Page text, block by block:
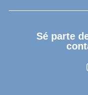
Sé parte